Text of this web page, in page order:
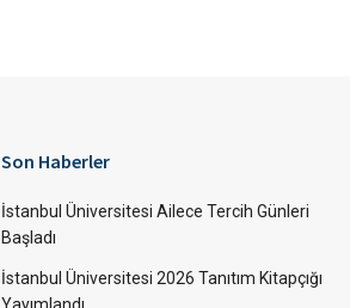
Son Haberler
İstanbul Üniversitesi Ailece Tercih Günleri
Başladı
İstanbul Üniversitesi 2026 Tanıtım Kitapçığı